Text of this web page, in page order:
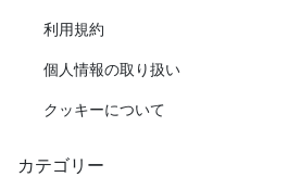
利用規約
個人情報の取り扱い
クッキーについて
カテゴリー